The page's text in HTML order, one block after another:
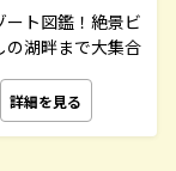
ト図鑑！絶景ビ
の湖畔まで大集合
詳細を見る